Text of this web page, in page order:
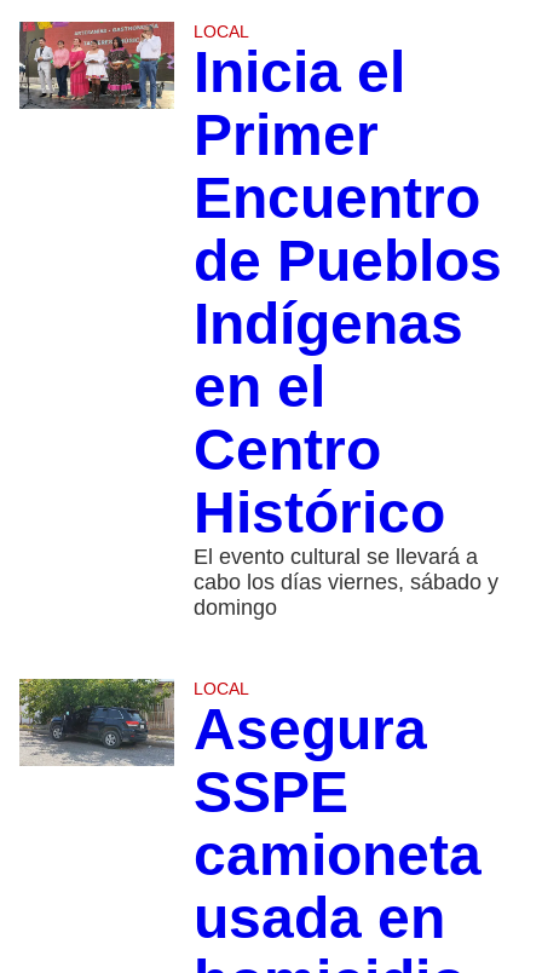
LOCAL
Inicia el
Primer
Encuentro
de Pueblos
Indígenas
en el
Centro
Histórico
El evento cultural se llevará a
cabo los días viernes, sábado y
domingo
LOCAL
Asegura
SSPE
camioneta
usada en